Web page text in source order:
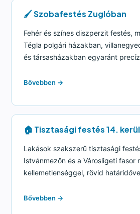
🖌️ Szobafestés Zuglóban
Fehér és színes diszperzit festés,
Tégla polgári házakban,
és társasházakban egyaránt
Bővebben →
🏠 Tisztasági festés 14.
Lakások szakszerű tisztasági
Istvánmezőn és a Városligeti fasor
kellemetlenséggel, rövid
Bővebben →